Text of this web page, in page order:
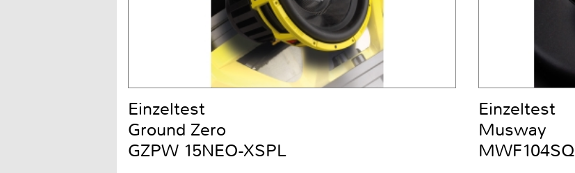
Einzeltest
Ground Zero
GZPW 15NEO-XSPL
Einzeltest
Musway
MWF104SQ